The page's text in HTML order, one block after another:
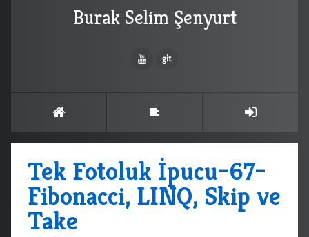
Burak Selim Şenyurt
Tek Fotoluk İpucu–67–
Fibonacci, LINQ, Skip ve
Take